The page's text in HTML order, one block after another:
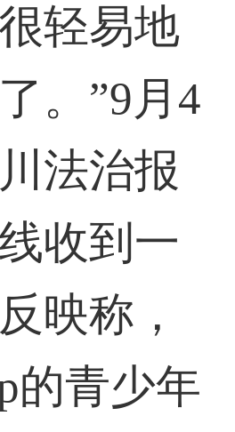
轻易地
。”9月4
法治报
收到一
映称，
的青少年